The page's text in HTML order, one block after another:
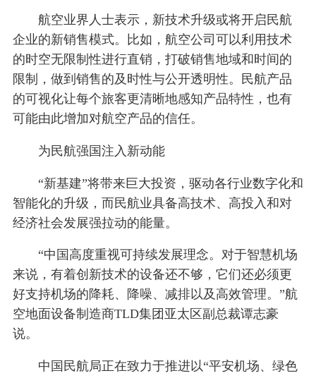
航空业界人士表示，新技术升级或将开启民航
企业的新销售模式。比如，航空公司可以利用技术
的时空无限制性进行直销，打破销售地域和时间的
限制，做到销售的及时性与公开透明性。民航产品
的可视化让每个旅客更清晰地感知产品特性，也有
可能由此增加对航空产品的信任。
为民航强国注入新动能
“新基建”将带来巨大投资，驱动各行业数字化和
智能化的升级，而民航业具备高技术、高投入和对
经济社会发展强拉动的能量。
“中国高度重视可持续发展理念。对于智慧机场
来说，有着创新技术的设备还不够，它们还必须更
好支持机场的降耗、降噪、减排以及高效管理。”航
空地面设备制造商TLD集团亚太区副总裁谭志豪
说。
中国民航局正在致力于推进以“平安机场、绿色